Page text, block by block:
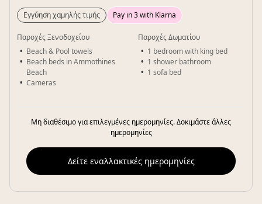
Εγγύηση χαμηλής τιμής Pay in 3 with Klarna
Παροχές Ξενοδοχείου
Beach & Pool towels
Beach beds in Ammothines
Beach
Cameras
Παροχές Δωματίου
1 bedroom with king bed
1 shower bathroom
1 sofa bed
Μη διαθέσιμο για επιλεγμένες ημερομηνίες. Δοκιμάστε άλλες
ημερομηνίες
Δείτε εναλλακτικές ημερομηνίες